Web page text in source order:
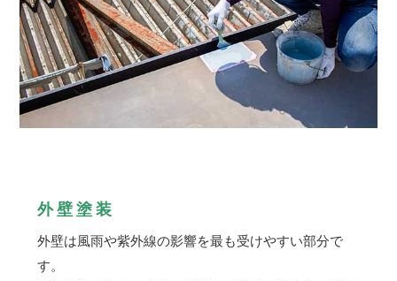
外壁塗装
外壁は風雨や紫外線の影響を最も受けやすい部分で
す。